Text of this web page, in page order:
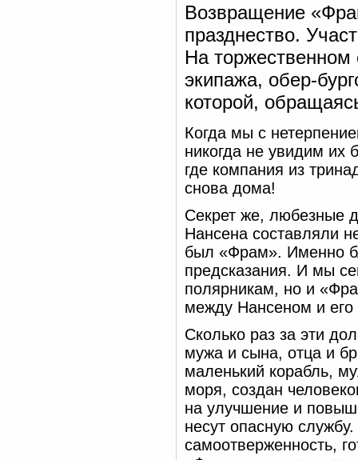
Возвращение
празднество.
На торжественном
экипажа, обер-
которой,
Когда мы с
никогда не увидим их
где компания из
снова дома!
Секрет же, любезные
Нансена составляли
был «Фрам». Именно
предсказания. И мы
полярникам, но и
между Нансеном и
Сколько раз за эти
мужа и сына, отца и
маленький корабль,
моря, создан
на улучшение и
несут опасную
самоотверженность,